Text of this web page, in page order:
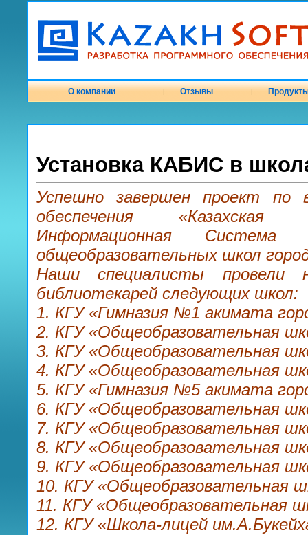
О компании Отзывы
Установка КАБИС в
Успешно завершен проект по
обеспечения «Казахская
Информационная
общеобразовательных школ
Наши специалисты провели
библиотекарей следующих школ:
1. КГУ «Гимназия №1 акимата
2. КГУ «Общеобразовательная
3. КГУ «Общеобразовательная
4. КГУ «Общеобразовательная
5. КГУ «Гимназия №5 акимата
6. КГУ «Общеобразовательная
7. КГУ «Общеобразовательная
8. КГУ «Общеобразовательная
9. КГУ «Общеобразовательная
10. КГУ «Общеобразовательная
11. КГУ «Общеобразовательная
12. КГУ «Школа-лицей